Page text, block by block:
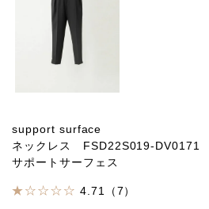
support surface
ネックレス FSD22S019-DV0171
サポートサーフェス
4.71（7）